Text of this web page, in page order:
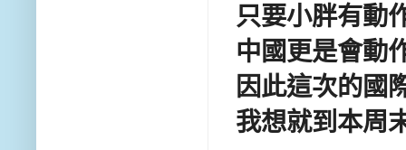
只要小胖有動
中國更是會動
因此這次的國
我想就到本周